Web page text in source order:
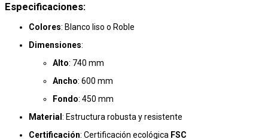
Especificaciones:
Colores: Blanco liso o Roble
Dimensiones:
Alto: 740 mm
Ancho: 600 mm
Fondo: 450 mm
Material : Estructura robusta y resistente
Certificación: Certificación ecológica FSC